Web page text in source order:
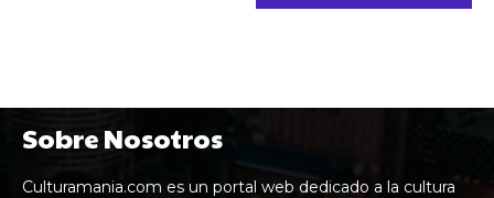
Sobre Nosotros
Culturamania.com es un portal web dedicado a la cultura